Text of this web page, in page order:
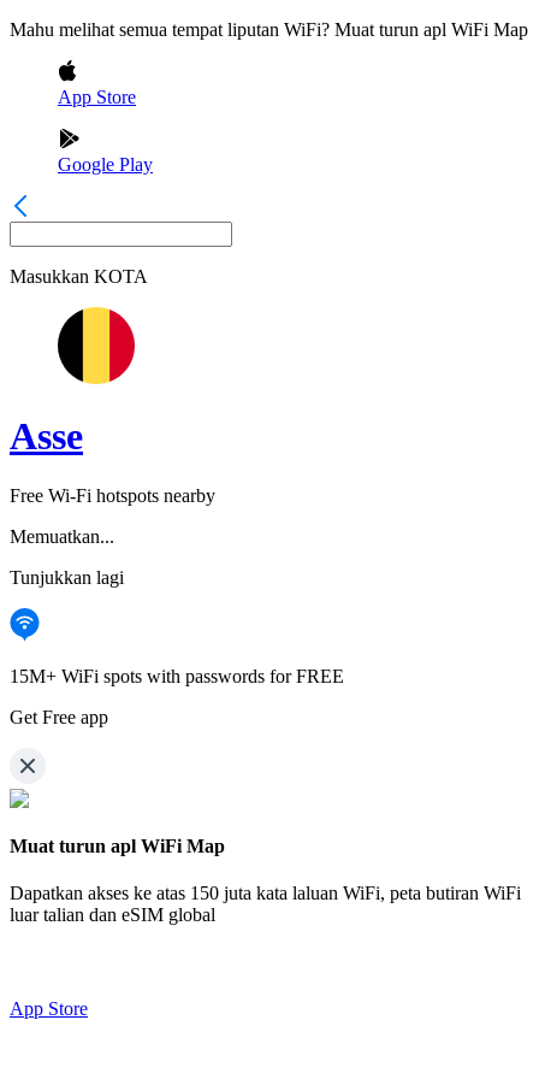
Mahu melihat semua tempat liputan WiFi? Muat turun apl WiFi Map
App Store
Google Play
Masukkan KOTA
Asse
Free Wi-Fi hotspots nearby
Memuatkan...
Tunjukkan lagi
15M+ WiFi spots with passwords for FREE
Get Free app
Muat turun apl WiFi Map
Dapatkan akses ke atas 150 juta kata laluan WiFi, peta butiran WiFi
luar talian dan eSIM global
App Store